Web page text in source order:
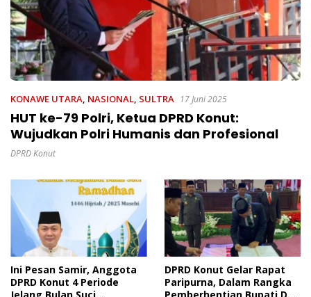
KONAWE UTARA, NASIONAL, SULTRA 17 Juni 2025
HUT ke-79 Polri, Ketua DPRD Konut:
Wujudkan Polri Humanis dan Profesional
DPRD Konut
Ini Pesan Samir, Anggota
DPRD Konut 4 Periode
DPRD Konut Gelar Rapat
Paripurna, Dalam Rangka